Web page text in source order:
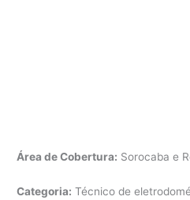
Área de Cobertura: Sorocaba e
Categoria: Técnico de